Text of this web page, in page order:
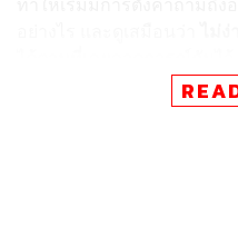
ปรับการพยากรณ์ว่า เศรษฐ
ได้จนกว่าจะถึงปี 2036